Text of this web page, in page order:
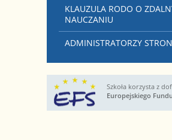
KLAUZULA RODO O
NAUCZANIU
ADMINISTRATORZY
Szkoła korzysta z
Europejskiego